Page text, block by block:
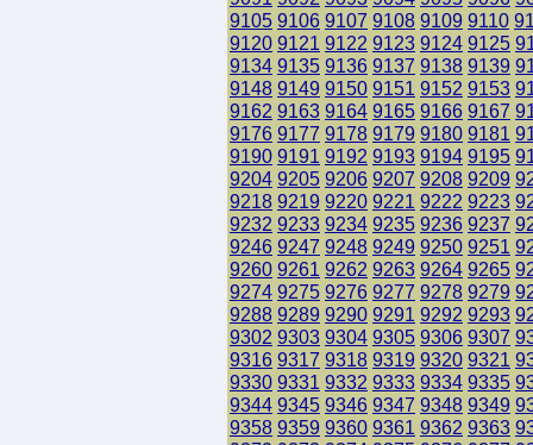
9105 9106 9107 9108 9109 9110
9120 9121 9122 9123 9124 9125
9134 9135 9136 9137 9138 9139
9148 9149 9150 9151 9152 9153
9162 9163 9164 9165 9166 9167
9176 9177 9178 9179 9180 9181
9190 9191 9192 9193 9194 9195
9204 9205 9206 9207 9208 9209
9218 9219 9220 9221 9222 9223
9232 9233 9234 9235 9236 9237
9246 9247 9248 9249 9250 9251
9260 9261 9262 9263 9264 9265
9274 9275 9276 9277 9278 9279
9288 9289 9290 9291 9292 9293
9302 9303 9304 9305 9306 9307
9316 9317 9318 9319 9320 9321
9330 9331 9332 9333 9334 9335
9344 9345 9346 9347 9348 9349
9358 9359 9360 9361 9362 9363